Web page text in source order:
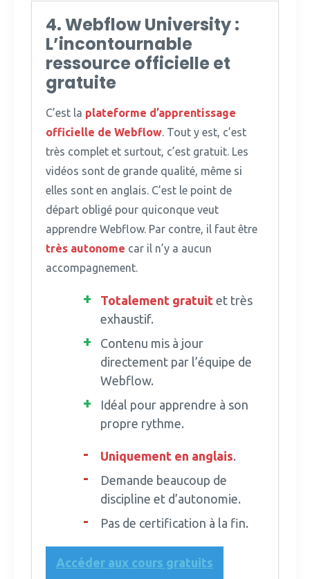
4. Webflow University :
L’incontournable
ressource officielle et
gratuite
C’est la plateforme d’apprentissage
officielle de Webflow. Tout y est, c’est
très complet et surtout, c’est gratuit. Les
vidéos sont de grande qualité, même si
elles sont en anglais. C’est le point de
départ obligé pour quiconque veut
apprendre Webflow. Par contre, il faut être
très autonome car il n’y a aucun
accompagnement.
Totalement gratuit et très
exhaustif.
Contenu mis à jour
directement par l’équipe de
Webflow.
Idéal pour apprendre à son
propre rythme.
Uniquement en anglais.
Demande beaucoup de
discipline et d’autonomie.
Pas de certification à la fin.
Accéder aux cours gratuits